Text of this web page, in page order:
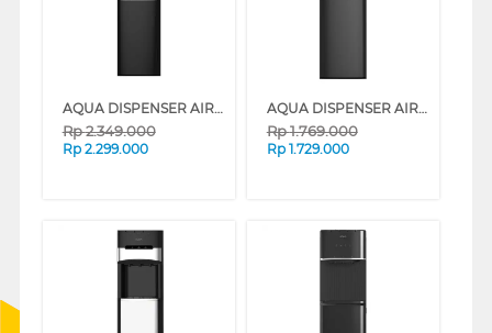
AQUA DISPENSER AIR BERDIRI STANDING DISPENSER AWD-605BC
Rp2.349.000
Rp 2.299.000
AQUA DISPENSER AIR BERDIRI STANDING DISPENSER AWD-617BE
Rp1.769.000
Rp 1.729.000